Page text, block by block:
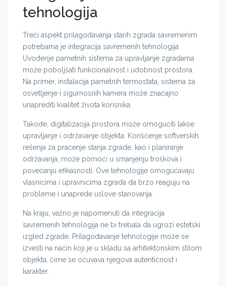
tehnologija
Treći aspekt prilagođavanja starih zgrada savremenim
potrebama je integracija savremenih tehnologija.
Uvođenje pametnih sistema za upravljanje zgradama
može poboljšati funkcionalnost i udobnost prostora.
Na primer, instalacija pametnih termostata, sistema za
osvetljenje i sigurnosnih kamera može značajno
unaprediti kvalitet života korisnika.
Takođe, digitalizacija prostora može omogućiti lakše
upravljanje i održavanje objekta. Korišćenje softverskih
rešenja za praćenje stanja zgrade, kao i planiranje
održavanja, može pomoći u smanjenju troškova i
povećanju efikasnosti. Ove tehnologije omogućavaju
vlasnicima i upravnicima zgrada da brzo reaguju na
probleme i unaprede uslove stanovanja.
Na kraju, važno je napomenuti da integracija
savremenih tehnologija ne bi trebala da ugrozi estetski
izgled zgrade. Prilagođavanje tehnologije može se
izvesti na način koji je u skladu sa arhitektonskim stilom
objekta, čime se očuvava njegova autentičnost i
karakter.